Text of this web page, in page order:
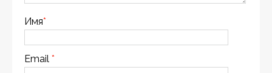
Имя*
Email *